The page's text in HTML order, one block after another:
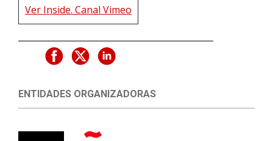
Ver Inside. Canal Vimeo
ENTIDADES ORGANIZADORAS